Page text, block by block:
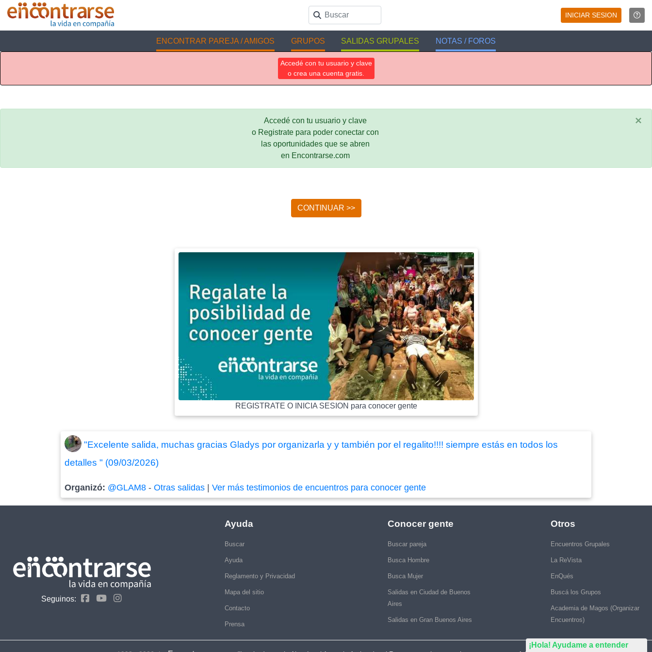
INICIAR SESION
ENCONTRAR PAREJA / AMIGOS GRUPOS SALIDAS GRUPALES NOTAS / FOROS
¡Hola! Ayudame a entender
Accedé con tu usuario y clave
o crea una cuenta gratis.
Accedé con tu usuario y clave
o Registrate para poder conectar con
las oportunidades que se abren
en Encontrarse.com
×
CONTINUAR >>
REGISTRATE O INICIA SESION para conocer gente
"Excelente salida, muchas gracias Gladys por organizarla y y también por el regalito!!!! siempre estás en todos los
detalles " (09/03/2026)
Organizó: @GLAM8 -Otras salidas |Ver más testimonios de encuentros para conocer gente
Seguinos:
Ayuda
Buscar
Ayuda
Reglamento y Privacidad
Mapa del sitio
Contacto
Prensa
Conocer gente
Buscar pareja
Busca Hombre
Busca Mujer
Salidas en Ciudad de Buenos
Aires
Salidas en Gran Buenos Aires
Otros
Encuentros Grupales
La ReVista
EnQués
Buscá los Grupos
Academia de Magos (Organizar
Encuentros)